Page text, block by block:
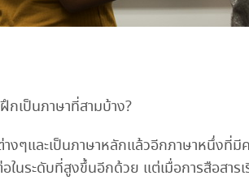
กเป็นภาษาที่สามบ้าง?
างๆและเป็นภาษาหลักแล้วอีกภาษาหนึ่ง
นระดับที่สูงขึ้นอีกด้วย แต่เมื่อการสือสาร